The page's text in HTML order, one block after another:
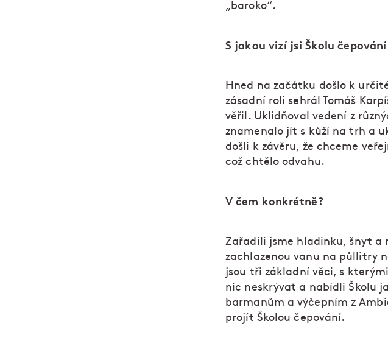
„baroko“.
S jakou vizí jsi Školu
Hned na začátku došlo k
zásadní roli sehrál Tomáš
věřil. Uklidňoval vedení z
znamenalo jít s kůží na trh a
došli k závěru, že chceme
což chtělo odvahu.
V čem konkrétně?
Zařadili jsme hladinku, šnyt a
zachlazenou vanu na půllitry
jsou tři základní věci, s
nic neskrývat a nabídli Školu
barmanům a výčepním z
projít Školou čepování.